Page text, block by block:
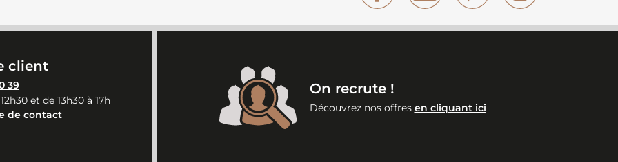
client
39
et de 13h30 à 17h
de contact
On recrute !
Découvrez nos offres en cliquant ici